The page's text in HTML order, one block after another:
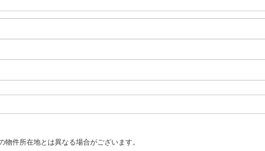
件所在地とは異なる場合がございます。